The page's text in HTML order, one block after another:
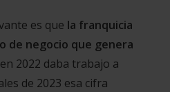
es que la franquicia
de negocio que genera
2022 daba trabajo a
de 2023 esa cifra